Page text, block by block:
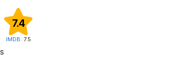
7.4
IMDB: 7.5